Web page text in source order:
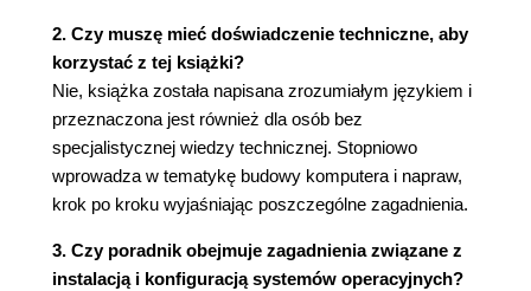
Problemy z uruchomieniem komputera (104)
Brak oznak zasilania (104)
Brak obrazu na monitorze (110)
Z wnętrza komputera wydobywają się piski
(120)
Komputer nie uruchamia się z więcej niż
jednym modułem pamięci (122)
Natychmiast po włączeniu komputer sam się
wyłącza (124)
2. Czy muszę mieć doświadczenie techniczne, aby
korzystać z tej książki?
Nie, książka została napisana zrozumiałym językiem i
przeznaczona jest również dla osób bez
specjalistycznej wiedzy technicznej. Stopniowo
wprowadza w tematykę budowy komputera i napraw,
krok po kroku wyjaśniając poszczególne zagadnienia.
3. Czy poradnik obejmuje zagadnienia związane z
instalacją i konfiguracją systemów operacyjnych?